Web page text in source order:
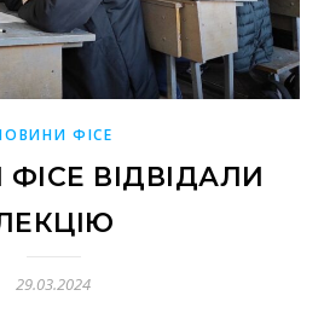
ФІСЕ
ВІДВІДАЛИ
29.03.2024